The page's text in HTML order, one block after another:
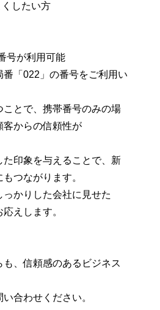
したい方
号が利用可能
「022」の番号をご利用い
とで、携帯番号のみの場
客からの信頼性が
印象を与えることで、新
つながります。
かりした会社に見せた
えします。
、信頼感のあるビジネス
合わせください。